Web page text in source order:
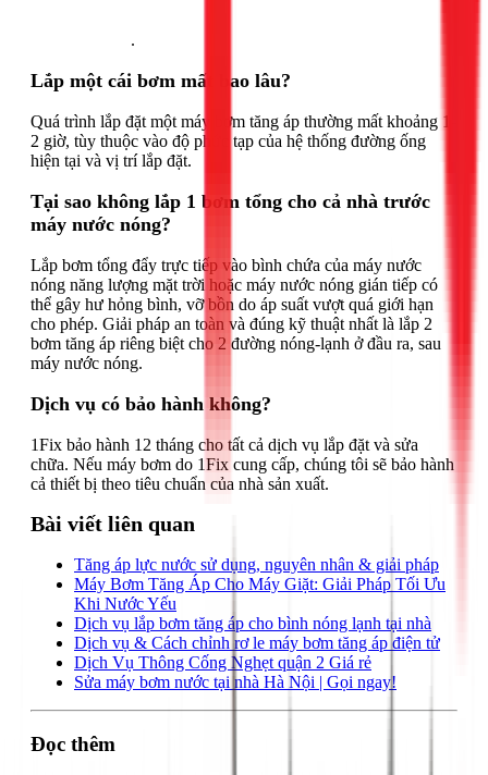
.
Lắp một cái bơm mất bao lâu?
Quá trình lắp đặt một máy bơm tăng áp thường mất khoảng 1-
2 giờ, tùy thuộc vào độ phức tạp của hệ thống đường ống
hiện tại và vị trí lắp đặt.
Tại sao không lắp 1 bơm tổng cho cả nhà trước
máy nước nóng?
Lắp bơm tổng đẩy trực tiếp vào bình chứa của máy nước
nóng năng lượng mặt trời hoặc máy nước nóng gián tiếp có
thể gây hư hỏng bình, vỡ bồn do áp suất vượt quá giới hạn
cho phép. Giải pháp an toàn và đúng kỹ thuật nhất là lắp 2
bơm tăng áp riêng biệt cho 2 đường nóng-lạnh ở đầu ra, sau
máy nước nóng.
Dịch vụ có bảo hành không?
1Fix bảo hành 12 tháng cho tất cả dịch vụ lắp đặt và sửa
chữa. Nếu máy bơm do 1Fix cung cấp, chúng tôi sẽ bảo hành
cả thiết bị theo tiêu chuẩn của nhà sản xuất.
Bài viết liên quan
Tăng áp lực nước sử dụng, nguyên nhân & giải pháp
Máy Bơm Tăng Áp Cho Máy Giặt: Giải Pháp Tối Ưu
Khi Nước Yếu
Dịch vụ lắp bơm tăng áp cho bình nóng lạnh tại nhà
Dịch vụ & Cách chỉnh rơ le máy bơm tăng áp điện tử
Dịch Vụ Thông Cống Nghẹt quận 2 Giá rẻ
Sửa máy bơm nước tại nhà Hà Nội | Gọi ngay!
Đọc thêm